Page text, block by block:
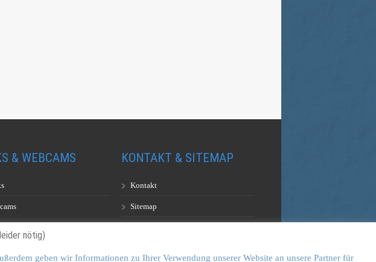
& WEBCAMS KONTAKT & SITEMAP
Kontakt
Sitemap
nötig)
geben wir Informationen zu Ihrer Verwendung unserer Website an unsere Partner für